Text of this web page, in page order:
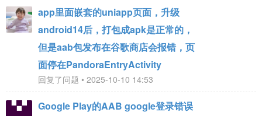
app里面嵌套的uniapp页面，升级
android14后，打包成apk是正常的，
但是aab包发布在谷歌商店会报错，页
面停在PandoraEntryActivity
回复了问题 • 2025-10-10 14:53
Google Play的AAB google登录错误